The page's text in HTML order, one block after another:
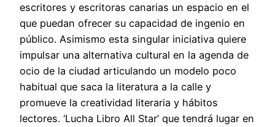
escritores y escritoras canarias un espacio en el
que puedan ofrecer su capacidad de ingenio en
público. Asimismo esta singular iniciativa quiere
impulsar una alternativa cultural en la agenda de
ocio de la ciudad articulando un modelo poco
habitual que saca la literatura a la calle y
promueve la creatividad literaria y hábitos
lectores. ‘Lucha Libro All Star’ que tendrá lugar en